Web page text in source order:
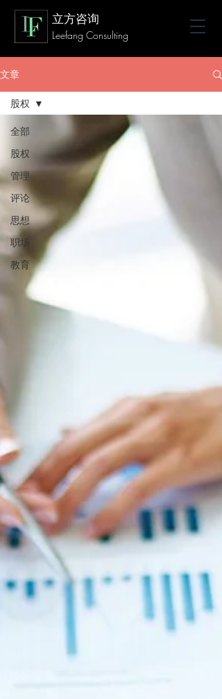
立方咨询
Leefang Consulting
文章
全部
股权
管理
评论
思想
职场
教育
股权